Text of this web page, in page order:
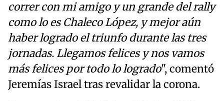
correr con mi amigo y un grande del rally
como lo es Chaleco López, y mejor aún
haber logrado el triunfo durante las tres
jornadas. Llegamos felices y nos vamos
más felices por todo lo logrado", comentó
Jeremías Israel tras revalidar la corona.